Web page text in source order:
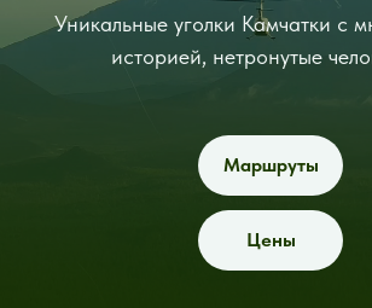
Уникальные уголки Камчатки с
историей, нетронутые
Маршруты
Цены